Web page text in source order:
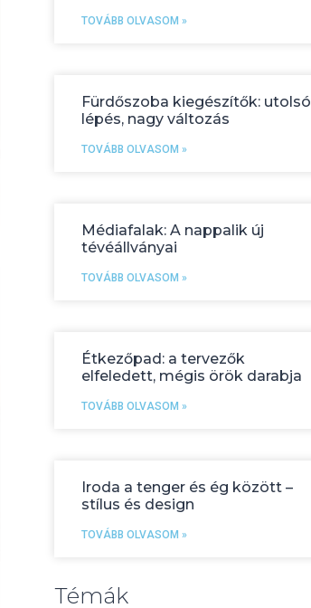
TOVÁBB OLVASOM »
Fürdőszoba kiegészítők: utolsó
lépés, nagy változás
TOVÁBB OLVASOM »
Médiafalak: A nappalik új
tévéállványai
TOVÁBB OLVASOM »
Étkezőpad: a tervezők
elfeledett, mégis örök darabja
TOVÁBB OLVASOM »
Iroda a tenger és ég között –
stílus és design
TOVÁBB OLVASOM »
Témák